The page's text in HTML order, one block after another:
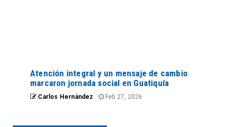
Atención integral y un mensaje de cambio
marcaron jornada social en Guatiquía
Carlos Hernández Feb 27, 2026